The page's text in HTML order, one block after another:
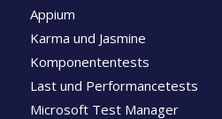
Appium
Karma und Jasmine
Komponententests
Last und Performancetests
Microsoft Test Manager